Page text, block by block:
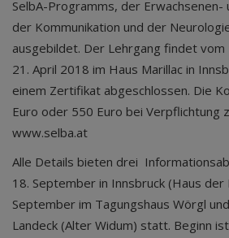
SelbA-Programms, der Erwachsenen-
der Kommunikation und der
ausgebildet. Der Lehrgang findet
21. April 2018 im Haus Marillac in
einem Zertifikat abgeschlossen. Die
Euro oder 550 Euro bei Verpflichtung
www.selba.at
Alle Details bieten drei
18. September in Innsbruck (Haus der
September im Tagungshaus Wörgl
Landeck (Alter Widum) statt. Beginn